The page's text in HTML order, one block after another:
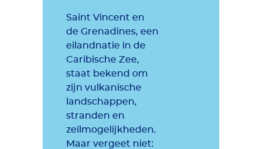
Saint Vincent en
de Grenadines, een
eilandnatie in de
Caribische Zee,
staat bekend om
zijn vulkanische
landschappen,
stranden en
zeilmogelijkheden.
Maar vergeet niet: